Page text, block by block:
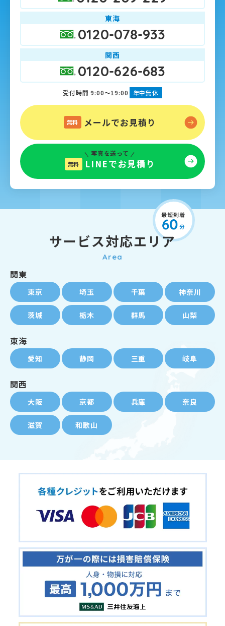
東海
0120-078-933
関西
0120-626-683
受付時間 9:00～19:00 年中無休
無料 メールでお見積り
写真を送って
無料 LINEでお見積り
サービス対応エリア
Area
関東
東京 埼玉 千葉 神奈川
茨城 栃木 群馬 山梨
東海
愛知 静岡 三重 岐阜
関西
大阪 京都 兵庫 奈良
滋賀 和歌山